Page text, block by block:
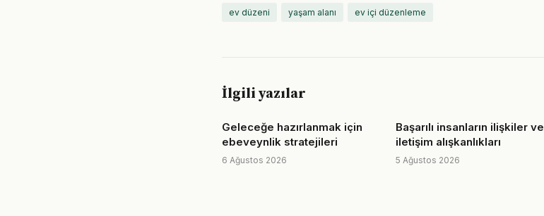
ev düzeni yaşam alanı ev içi düzenleme
İlgili yazılar
Geleceğe hazırlanmak için
ebeveynlik stratejileri
6 Ağustos 2026
Başarılı insanların ilişkiler ve
iletişim alışkanlıkları
5 Ağustos 2026